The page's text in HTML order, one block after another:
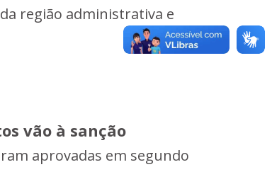
região administrativa e
vão à sanção
aprovadas em segundo